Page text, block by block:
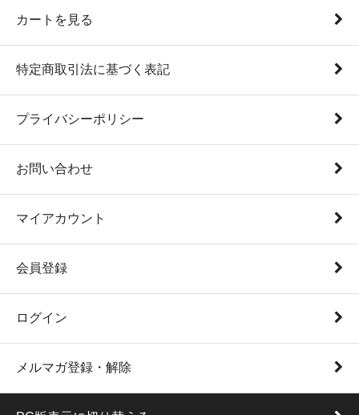
カートを見る
特定商取引法に基づく表記
プライバシーポリシー
お問い合わせ
マイアカウント
会員登録
ログイン
メルマガ登録・解除